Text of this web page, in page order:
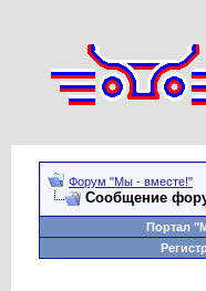
Форум "Мы - вместе!"
Сообщение
Портал